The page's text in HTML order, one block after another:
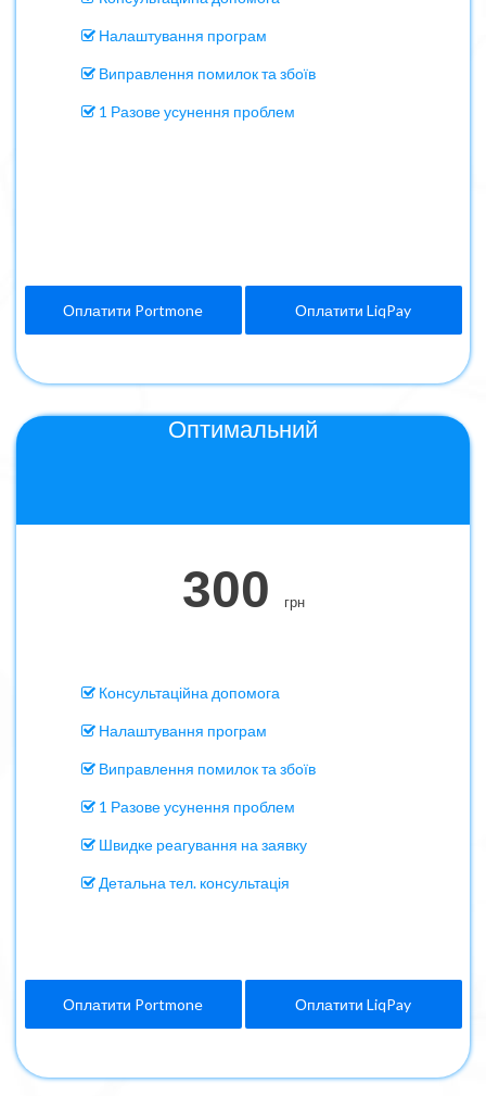
Налаштування програм
Виправлення помилок та збоїв
1 Разове усунення проблем
Оплатити Portmone Оплатити LiqPay
Оптимальний
300 грн
Консультаційна допомога
Налаштування програм
Виправлення помилок та збоїв
1 Разове усунення проблем
Швидке реагування на заявку
Детальна тел. консультація
Оплатити Portmone Оплатити LiqPay